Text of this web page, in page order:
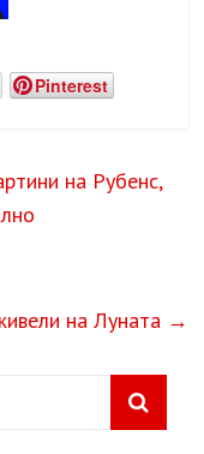
Pinterest
на Рубенс,
на Луната →